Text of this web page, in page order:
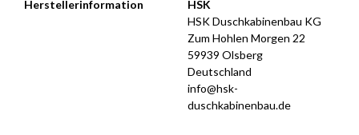
Herstellerinformation
HSK
HSK Duschkabinenbau KG
Zum Hohlen Morgen 22
59939 Olsberg
Deutschland
info@hsk-
duschkabinenbau.de